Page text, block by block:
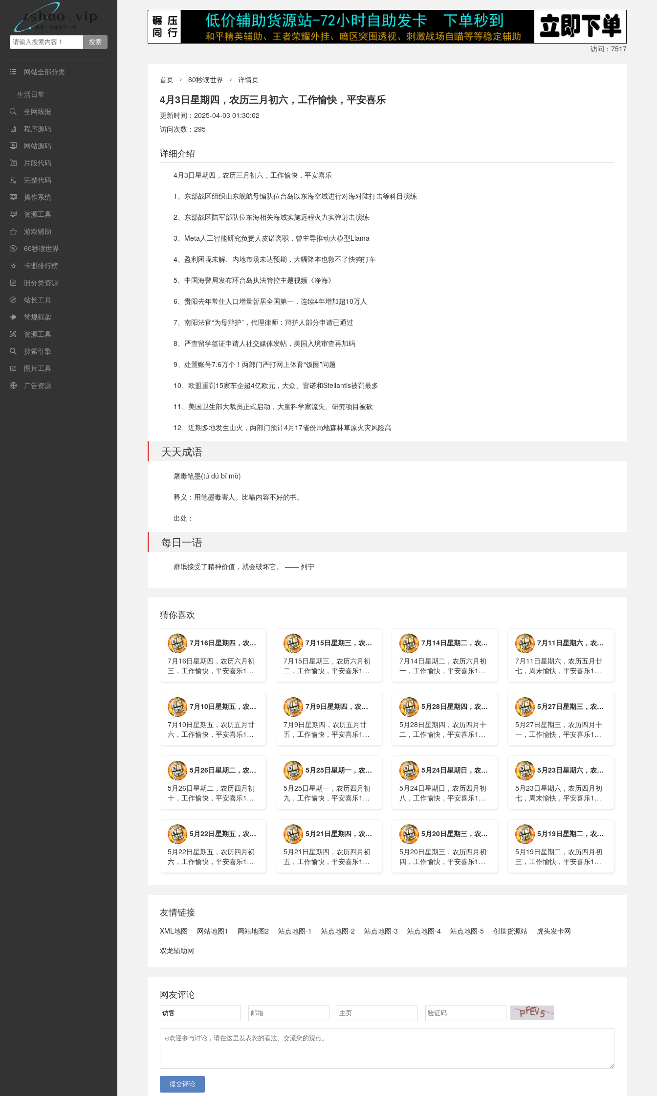
 网站全部分类
生活日常
 全网线报
 程序源码
 网站源码
 片段代码
 完整代码
 操作系统
 资源工具
 游戏辅助
 60秒读世界
 卡盟排行榜
 旧分类资源
 站长工具
 常规框架
 资源工具
 搜索引擎
 图片工具
 广告资源
访问：7517
首页  60秒读世界  详情页
4月3日星期四，农历三月初六，工作愉快，平安喜乐
更新时间：2025-04-03 01:30:02
访问次数：295
详细介绍
4月3日星期四，农历三月初六，工作愉快，平安喜乐
1、东部战区组织山东舰航母编队位台岛以东海空域进行对海对陆打击等科目演练
2、东部战区陆军部队位东海相关海域实施远程火力实弹射击演练
3、Meta人工智能研究负责人皮诺离职，曾主导推动大模型Llama
4、盈利困境未解、内地市场未达预期，大幅降本也救不了快狗打车
5、中国海警局发布环台岛执法管控主题视频《净海》
6、贵阳去年常住人口增量暂居全国第一，连续4年增加超10万人
7、南阳法官“为母辩护”，代理律师：辩护人部分申请已通过
8、严查留学签证申请人社交媒体发帖，美国入境审查再加码
9、处置账号7.6万个！两部门严打网上体育“饭圈”问题
10、欧盟重罚15家车企超4亿欧元，大众、雷诺和Stellantis被罚最多
11、美国卫生部大裁员正式启动，大量科学家流失、研究项目被砍
12、近期多地发生山火，两部门预计4月17省份局地森林草原火灾风险高
天天成语
屠毒笔墨(tú dú bǐ mò)
释义：用笔墨毒害人。比喻内容不好的书。
出处：
每日一语
群氓接受了精神价值，就会破坏它。 —— 列宁
猜你喜欢
7月16日星期四，农历六月初三，工作愉快，平安喜乐
7月16日星期四，农历六月初
三，工作愉快，平安喜乐1、
伊战争或升级，特朗普召集会
议讨论大规模进攻3、深圳一
商住楼加装......
7月15日星期三，农历六月初二，工作愉快，平安喜乐
7月15日星期三，农历六月初
二，工作愉快，平安喜乐1、
案2、全球首款实体瘤CAR-T
细胞治疗走向临床，上海多家
医院开......
7月14日星期二，农历六月初一，工作愉快，平安喜乐
7月14日星期二，农历六月初
一，工作愉快，平安喜乐1、
停业2、广西梧州万秀区：累
计发现登革热病例228例，已
治愈出院1......
7月11日星期六，农历五月廿七，周末愉快，平安喜乐
7月11日星期六，农历五月廿
七，周末愉快，平安喜乐1、
8000多人被困，总台记者徒步
近6小时抵达乡政府3、上海发
布海......
7月10日星期五，农历五月廿六，工作愉快，平安喜乐
7月10日星期五，农历五月廿
六，工作愉快，平安喜乐1、
山体滑坡：21名林场工人遇
难，年龄最长者近6旬3、近亿
元高标......
7月9日星期四，农历五月廿五，工作愉快，平安喜乐
7月9日星期四，农历五月廿
五，工作愉快，平安喜乐1、
家科技进步一等奖！同济大学
为纳米制造铸就“精准标尺”3、
四川宜宾高......
5月28日星期四，农历四月十二，工作愉快，平安喜乐
5月28日星期四，农历四月十
二，工作愉快，平安喜乐1、
果(金)埃博拉疫情仍处于暴发
初期，主要传播方式为体液接
触3、......
5月27日星期三，农历四月十一，工作愉快，平安喜乐
5月27日星期三，农历四月十
一，工作愉快，平安喜乐1、
2、媒体：重庆永川一村会计
打电话叫醒乡亲后失联，遗体
被找到确认遇难......
5月26日星期二，农历四月初十，工作愉快，平安喜乐
5月26日星期二，农历四月初
十，工作愉快，平安喜乐1、
15年2、神舟二十三号载人飞
船与空间站组合体完成自主快
速交会对接......
5月25日星期一，农历四月初九，工作愉快，平安喜乐
5月25日星期一，农历四月初
九，工作愉快，平安喜乐1、
接2、山洪等地质灾害风险
大，重庆永川连续暴雨已致17
人失联，1人......
5月24日星期日，农历四月初八，工作愉快，平安喜乐
5月24日星期日，农历四月初
八，工作愉快，平安喜乐1、
一煤矿爆炸已致8人死亡，井
下38人正在全力搜救3、张国
清赶赴山......
5月23日星期六，农历四月初七，周末愉快，平安喜乐
5月23日星期六，农历四月初
七，周末愉快，平安喜乐1、
常住地提供基本公共服务的实
施意见》2、珠江流域进入“龙
舟水”降雨......
5月22日星期五，农历四月初六，工作愉快，平安喜乐
5月22日星期五，农历四月初
六，工作愉快，平安喜乐1、
3、司法部：......
5月21日星期四，农历四月初五，工作愉快，平安喜乐
5月21日星期四，农历四月初
五，工作愉快，平安喜乐1、
5月20日星期三，农历四月初四，工作愉快，平安喜乐
5月20日星期三，农历四月初
四，工作愉快，平安喜乐1、
5月19日星期二，农历四月初三，工作愉快，平安喜乐
5月19日星期二，农历四月初
三，工作愉快，平安喜乐1、
友情链接
XML地图 网站地图1 网站地图2 站点地图-1 站点地图-2 站点地图-3 站点地图-4 站点地图-5 创世货源站
虎头发卡网
双龙辅助网
网友评论
提交评论